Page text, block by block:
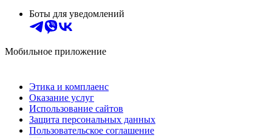
Боты для уведомлений
Мобильное приложение
Этика и комплаенс
Оказание услуг
Использование сайтов
Защита персональных данных
Пользовательское соглашение